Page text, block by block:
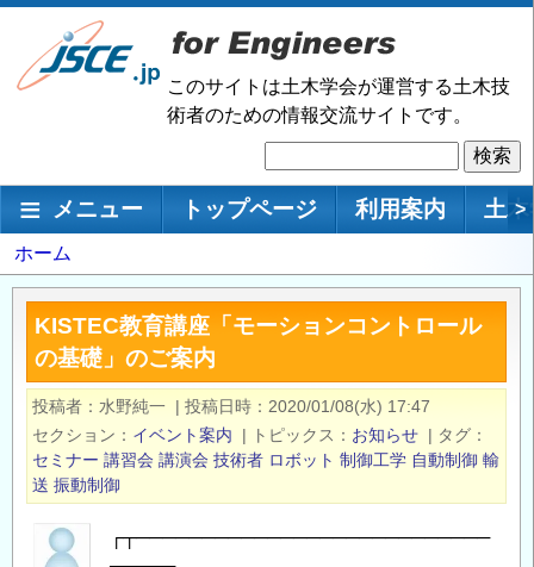
メ
ン
移
このサイトは土木学会が運営する土木技
術者のための情報交流サイトです。
索
メインナビゲーション
メニュー トップページ 利用案内 土 >
パ
ン
く
ず
ホーム
KISTEC教育講座「モーションコントロール
の基礎」のご案内
投稿者 水野純一 | 投稿日時
2020/01/08(水) 17:47
セクション
イベント案内 | トピックス お知らせ | タグ
セミナー 講習会 講演会 技術者 ロボット 制御工学 自動制御 輸
送 振動制御
┌┬───────────────────────────